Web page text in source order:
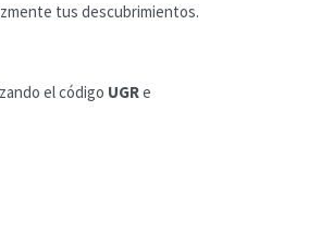
tus descubrimientos.
el código UGRe